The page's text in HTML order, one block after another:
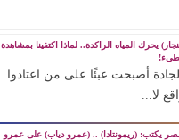
يحرك المياه الراكدة.. لماذا اكتفينا بمشاهدة
الجادة أصبحت عبئًا على من اعتادوا
لا...
يكتب: (ريمونتادا) .. (عمرو دياب) على عمرو